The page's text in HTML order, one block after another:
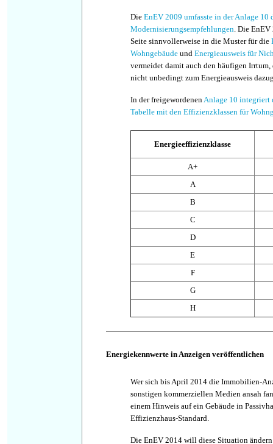
Die EnEV 2009 umfasste in der Anlage 10
Modernisierungsempfehlungen . Die
Seite sinnvollerweise in die Muster für die
Wohngebäude und Energieausweis für
vermeidet damit auch den häufigen Irrtum,
nicht unbedingt zum Energieausweis
In der freigewordenen Anlage 10 integriert
Tabelle mit den Effizienzklassen für
Energieeffizienzklasse
A+
A
B
C
D
E
F
G
H
Energiekennwerte in Anzeigen veröffentlichen
Wer sich bis April 2014 die Immobilien-
sonstigen kommerziellen Medien ansah
einem Hinweis auf ein Gebäude in
Effizienzhaus-Standard.
Die EnEV 2014 will diese Situation